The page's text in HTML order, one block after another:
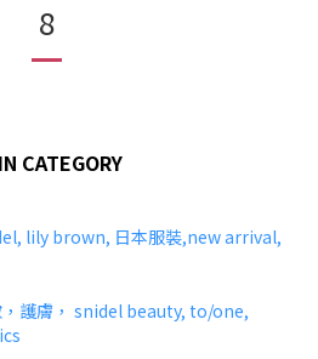
8
CATEGORY